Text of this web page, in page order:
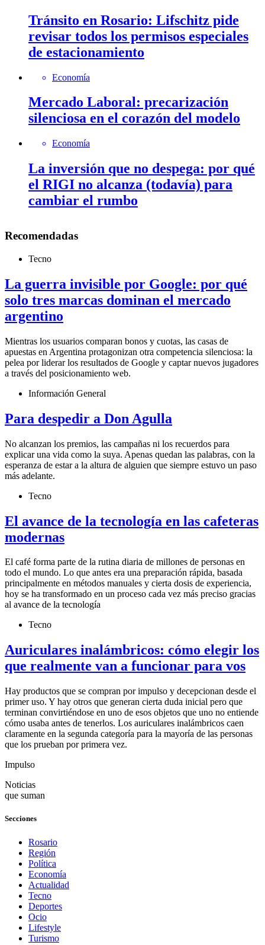
Tránsito en Rosario: Lifschitz pide
revisar todos los permisos especiales
de estacionamiento
Economía
Mercado Laboral: precarización
silenciosa en el corazón del modelo
Economía
La inversión que no despega: por qué
el RIGI no alcanza (todavía) para
cambiar el rumbo
Recomendadas
Tecno
La guerra invisible por Google: por qué
solo tres marcas dominan el mercado
argentino
Mientras los usuarios comparan bonos y cuotas, las casas de
apuestas en Argentina protagonizan otra competencia silenciosa: la
pelea por liderar los resultados de Google y captar nuevos jugadores
a través del posicionamiento web.
Información General
Para despedir a Don Agulla
No alcanzan los premios, las campañas ni los recuerdos para
explicar una vida como la suya. Apenas quedan las palabras, con la
esperanza de estar a la altura de alguien que siempre estuvo un paso
más adelante.
Tecno
El avance de la tecnología en las cafeteras
modernas
El café forma parte de la rutina diaria de millones de personas en
todo el mundo. Lo que antes era una preparación rápida, basada
principalmente en métodos manuales y cierta dosis de experiencia,
hoy se ha transformado en un proceso cada vez más preciso gracias
al avance de la tecnología
Tecno
Auriculares inalámbricos: cómo elegir los
que realmente van a funcionar para vos
Hay productos que se compran por impulso y decepcionan desde el
primer uso. Y hay otros que generan cierta duda inicial pero que
terminan convirtiéndose en uno de esos objetos que uno no entiende
cómo usaba antes de tenerlos. Los auriculares inalámbricos caen
claramente en la segunda categoría para la mayoría de las personas
que los prueban por primera vez.
Impulso
Noticias
que suman
Secciones
Rosario
Región
Política
Economía
Actualidad
Tecno
Deportes
Ocio
Lifestyle
Turismo